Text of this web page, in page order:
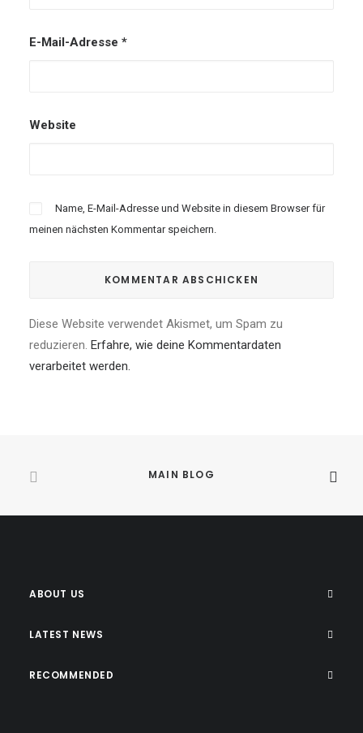
E-Mail-Adresse *
Website
Name, E-Mail-Adresse und Website in diesem Browser für
meinen nächsten Kommentar speichern.
Diese Website verwendet Akismet, um Spam zu
reduzieren. Erfahre, wie deine Kommentardaten
verarbeitet werden.
MAIN BLOG
ABOUT US
LATEST NEWS
RECOMMENDED